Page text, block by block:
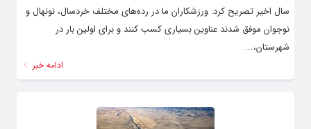
سال اخیر تصریح کرد: ورزشکاران ما در رده‌های مختلف خردسال، نونهال و
نوجوان موفق شدند عناوین بسیاری کسب کنند و برای اولین بار در
شهرستان،...
ادامه خبر